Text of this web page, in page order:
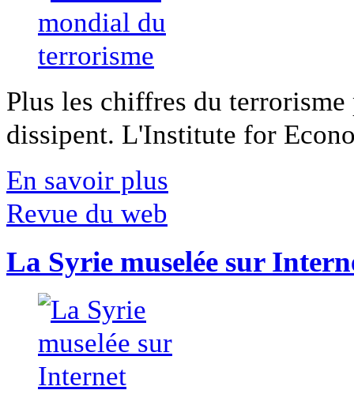
Plus les chiffres du
dissipent. L'Institute for
En savoir plus
Revue du web
La Syrie muselée sur